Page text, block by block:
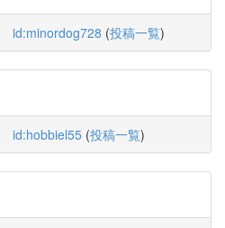
id:minordog728 (投稿一覧)
id:hobbiel55 (投稿一覧)